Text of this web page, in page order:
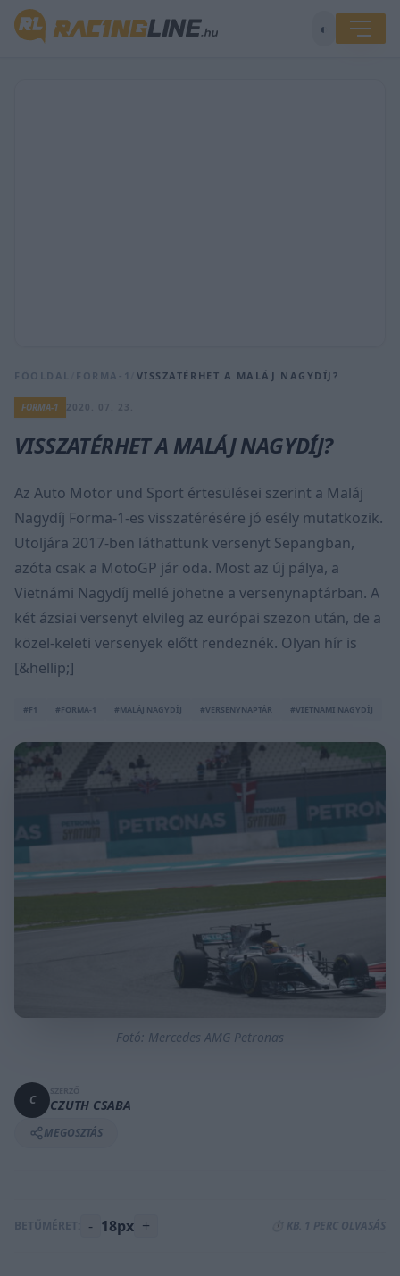
◐
FŐOLDAL FORMA-1 VISSZATÉRHET A MALÁJ NAGYDÍJ?
FORMA-1
VISSZATÉRHET A MALÁJ NAGYDÍJ?
Az Auto Motor und Sport értesülései szerint a Maláj
Nagydíj Forma-1-es visszatérésére jó esély mutatkozik.
Utoljára 2017-ben láthattunk versenyt Sepangban,
azóta csak a MotoGP jár oda. Most az új pálya, a
Vietnámi Nagydíj mellé jöhetne a versenynaptárban. A
két ázsiai versenyt elvileg az európai szezon után, de a
közel-keleti versenyek előtt rendeznék. Olyan hír is
[&hellip;]
#F1 #FORMA-1 #MALÁJ NAGYDÍJ #VERSENYNAPTÁR #VIETNAMI NAGYDÍJ
Fotó: Mercedes AMG Petronas
C CZUTH CSABA
MEGOSZTÁS
BETŰMÉRET: - 18px + ⏱️ KB. 1 PERC OLVASÁS